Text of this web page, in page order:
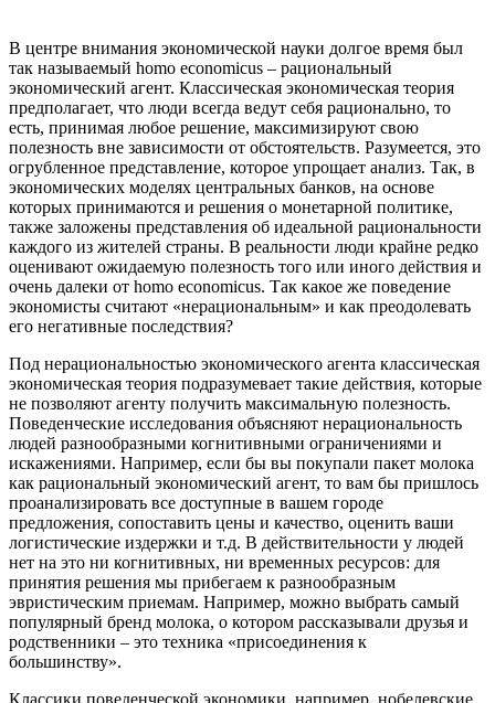
В центре внимания экономической науки долгое время был
так называемый homo economicus – рациональный
экономический агент. Классическая экономическая теория
предполагает, что люди всегда ведут себя рационально, то
есть, принимая любое решение, максимизируют свою
полезность вне зависимости от обстоятельств. Разумеется, это
огрубленное представление, которое упрощает анализ. Так, в
экономических моделях центральных банков, на основе
которых принимаются и решения о монетарной политике,
также заложены представления об идеальной рациональности
каждого из жителей страны. В реальности люди крайне редко
оценивают ожидаемую полезность того или иного действия и
очень далеки от homo economicus. Так какое же поведение
экономисты считают «нерациональным» и как преодолевать
его негативные последствия?
Под нерациональностью экономического агента классическая
экономическая теория подразумевает такие действия, которые
не позволяют агенту получить максимальную полезность.
Поведенческие исследования объясняют нерациональность
людей разнообразными когнитивными ограничениями и
искажениями. Например, если бы вы покупали пакет молока
как рациональный экономический агент, то вам бы пришлось
проанализировать все доступные в вашем городе
предложения, сопоставить цены и качество, оценить ваши
логистические издержки и т.д. В действительности у людей
нет на это ни когнитивных, ни временных ресурсов: для
принятия решения мы прибегаем к разнообразным
эвристическим приемам. Например, можно выбрать самый
популярный бренд молока, о котором рассказывали друзья и
родственники – это техника «присоединения к
большинству».
Классики поведенческой экономики, например, нобелевские